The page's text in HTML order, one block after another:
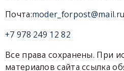
Почта:moder_forpost@mail.ru
+7 978 249 12 82
Все права сохранены. При
материалов сайта ссылка